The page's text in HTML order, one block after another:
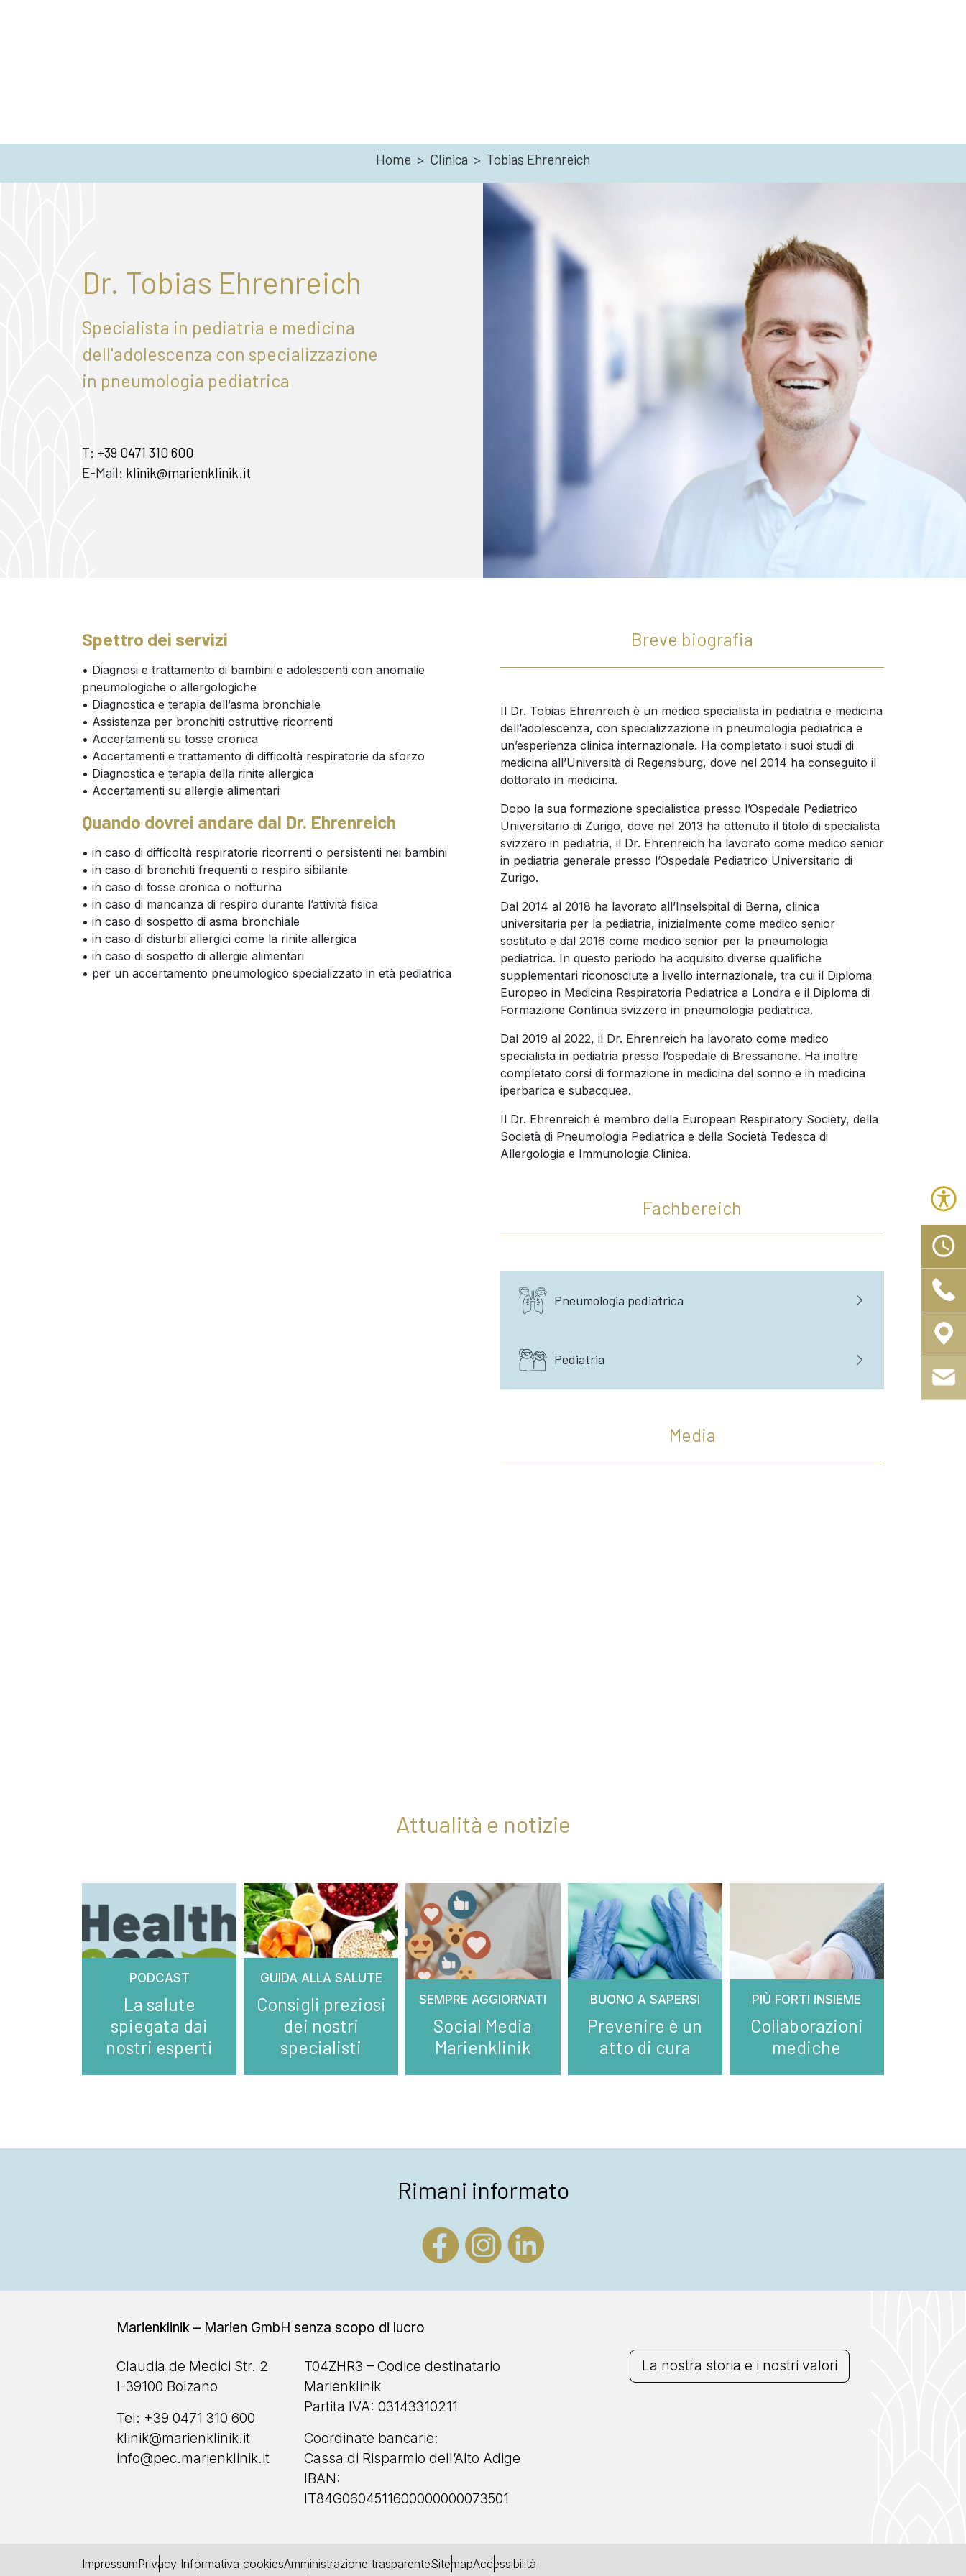
Home > Clinica > Tobias Ehrenreich
Dr. Tobias Ehrenreich
Specialista in pediatria e medicina
dell'adolescenza con specializzazione
in pneumologia pediatrica
T: +39 0471 310 600
E-Mail: klinik@marienklinik.it
Spettro dei servizi
• Diagnosi e trattamento di bambini e adolescenti con anomalie
pneumologiche o allergologiche
• Diagnostica e terapia dell’asma bronchiale
• Assistenza per bronchiti ostruttive ricorrenti
• Accertamenti su tosse cronica
• Accertamenti e trattamento di difficoltà respiratorie da sforzo
• Diagnostica e terapia della rinite allergica
• Accertamenti su allergie alimentari
Quando dovrei andare dal Dr. Ehrenreich
• in caso di difficoltà respiratorie ricorrenti o persistenti nei bambini
• in caso di bronchiti frequenti o respiro sibilante
• in caso di tosse cronica o notturna
• in caso di mancanza di respiro durante l’attività fisica
• in caso di sospetto di asma bronchiale
• in caso di disturbi allergici come la rinite allergica
• in caso di sospetto di allergie alimentari
• per un accertamento pneumologico specializzato in età pediatrica
Breve biografia
Il Dr. Tobias Ehrenreich è un medico specialista in pediatria e medicina
dell’adolescenza, con specializzazione in pneumologia pediatrica e
un’esperienza clinica internazionale. Ha completato i suoi studi di
medicina all’Università di Regensburg, dove nel 2014 ha conseguito il
dottorato in medicina.
Dopo la sua formazione specialistica presso l’Ospedale Pediatrico
Universitario di Zurigo, dove nel 2013 ha ottenuto il titolo di specialista
svizzero in pediatria, il Dr. Ehrenreich ha lavorato come medico senior
in pediatria generale presso l’Ospedale Pediatrico Universitario di
Zurigo.
Dal 2014 al 2018 ha lavorato all’Inselspital di Berna, clinica
universitaria per la pediatria, inizialmente come medico senior
sostituto e dal 2016 come medico senior per la pneumologia
pediatrica. In questo periodo ha acquisito diverse qualifiche
supplementari riconosciute a livello internazionale, tra cui il Diploma
Europeo in Medicina Respiratoria Pediatrica a Londra e il Diploma di
Formazione Continua svizzero in pneumologia pediatrica.
Dal 2019 al 2022, il Dr. Ehrenreich ha lavorato come medico
specialista in pediatria presso l’ospedale di Bressanone. Ha inoltre
completato corsi di formazione in medicina del sonno e in medicina
iperbarica e subacquea.
Il Dr. Ehrenreich è membro della European Respiratory Society, della
Società di Pneumologia Pediatrica e della Società Tedesca di
Allergologia e Immunologia Clinica.
Fachbereich
Pneumologia pediatrica
Pediatria
Media
Attualità e notizie
PODCAST
La salute
spiegata dai
nostri esperti
GUIDA ALLA SALUTE
Consigli preziosi
dei nostri
specialisti
SEMPRE AGGIORNATI
Social Media
Marienklinik
BUONO A SAPERSI
Prevenire è un
atto di cura
PIÙ FORTI INSIEME
Collaborazioni
mediche
Rimani informato
Marienklinik – Marien GmbH senza scopo di lucro
Claudia de Medici Str. 2
I-39100 Bolzano
Tel: +39 0471 310 600
klinik@marienklinik.it
info@pec.marienklinik.it
T04ZHR3 – Codice destinatario
Marienklinik
Partita IVA: 03143310211
Coordinate bancarie:
Cassa di Risparmio dell’Alto Adige
IBAN:
IT84G0604511600000000073501
La nostra storia e i nostri valori
ImpressumPrivacy Informativa cookiesAmministrazione trasparenteSitemapAccessibilità